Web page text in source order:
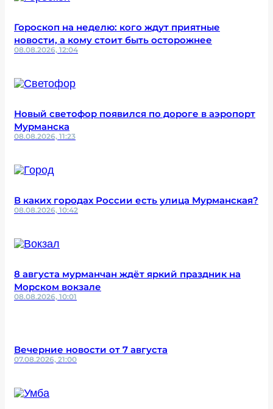
Гороскоп на неделю: кого ждут приятные
новости, а кому стоит быть осторожнее
08.08.2026, 12:04
Новый светофор появился по дороге в аэропорт
Мурманска
08.08.2026, 11:23
В каких городах России есть улица Мурманская?
08.08.2026, 10:42
8 августа мурманчан ждёт яркий праздник на
Морском вокзале
08.08.2026, 10:01
Вечерние новости от 7 августа
07.08.2026, 21:00